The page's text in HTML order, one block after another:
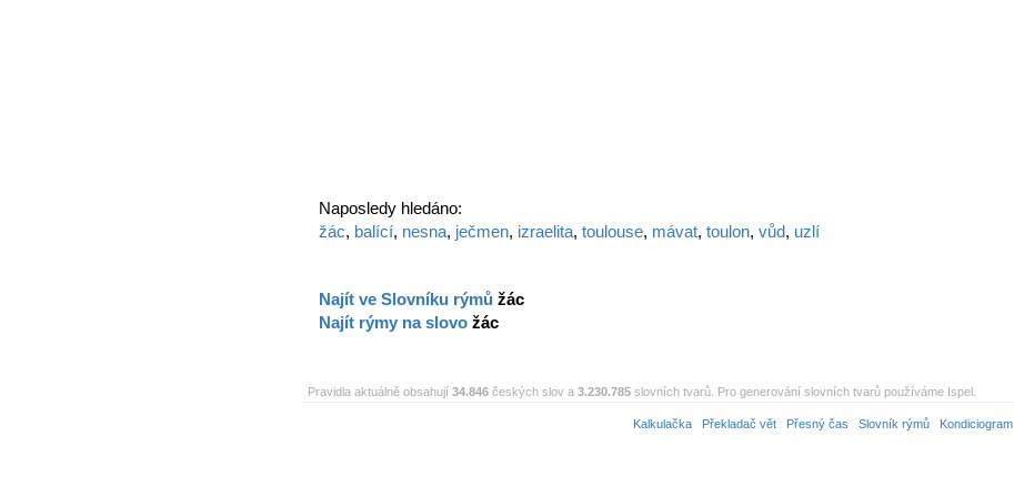
Naposledy hledáno:
žác, balící, nesna, ječmen, izraelita, toulouse, mávat, toulon, vůd, uzlí
Najít ve Slovníku rýmů žác
Najít rýmy na slovo žác
Pravidla aktuálně obsahují 34.846 českých slov a 3.230.785 slovních tvarů. Pro generování slovních tvarů používáme Ispel.
Kalkulačka Překladač vět Přesný čas Slovník rýmů Kondiciogram